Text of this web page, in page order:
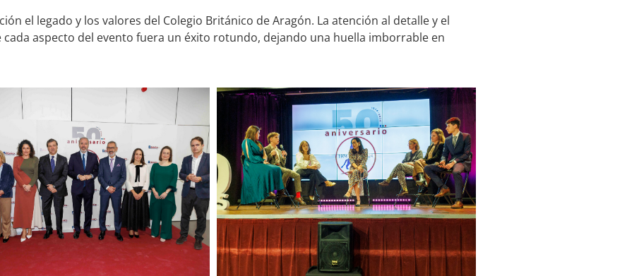
el legado y los valores del Colegio Británico de Aragón. La atención al detalle y el
aspecto del evento fuera un éxito rotundo, dejando una huella imborrable en